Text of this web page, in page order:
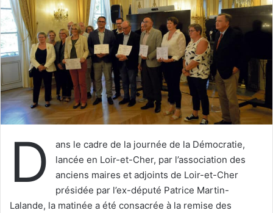
r
u
n
c
o
u
r
i
e
D
ans le cadre de la journée de la Démocratie,
lancée en Loir-et-Cher, par l’association des
anciens maires et adjoints de Loir-et-Cher
présidée par l’ex-député Patrice Martin-
Lalande, la matinée a été consacrée à la remise des